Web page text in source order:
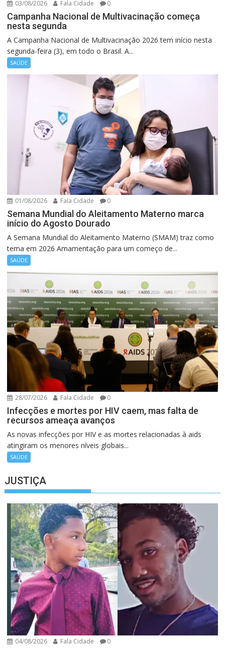
03/08/2026 Fala Cidade 0
Campanha Nacional de Multivacinação começa
nesta segunda
A Campanha Nacional de Multivacinação 2026 tem início nesta
segunda-feira (3), em todo o Brasil. A...
SAÚDE
01/08/2026 Fala Cidade 0
Semana Mundial do Aleitamento Materno marca
início do Agosto Dourado
A Semana Mundial do Aleitamento Materno (SMAM) traz como
tema em 2026 Amamentação para um começo de...
SAÚDE
28/07/2026 Fala Cidade 0
Infecções e mortes por HIV caem, mas falta de
recursos ameaça avanços
As novas infecções por HIV e as mortes relacionadas à aids
atingiram os menores níveis globais...
SAÚDE
JUSTIÇA
04/08/2026 Fala Cidade 0